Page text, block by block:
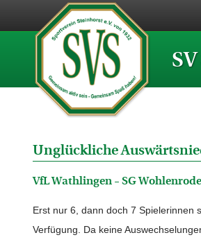
Unglückliche
VfL Wathlingen – SG
Erst nur 6, dann doch 7 Spielerinnen
Verfügung. Da keine